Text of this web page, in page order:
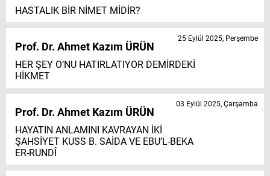
HASTALIK BİR NİMET MİDİR?
Prof. Dr. Ahmet Kazım ÜRÜN
HER ŞEY O’NU HATIRLATIYOR DEMİRDEKİ
HİKMET
25 Eylül 2025, Perşembe
Prof. Dr. Ahmet Kazım ÜRÜN
HAYATIN ANLAMINI KAVRAYAN İKİ
ŞAHSİYET KUSS B. SAİDA VE EBU’L-BEKA
ER-RUNDÎ
03 Eylül 2025, Çarşamba